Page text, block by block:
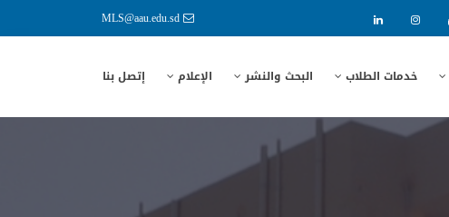
MLS@aau.edu.sd
خدمات الطلاب البحث والنشر الإعلام إتصل بنا